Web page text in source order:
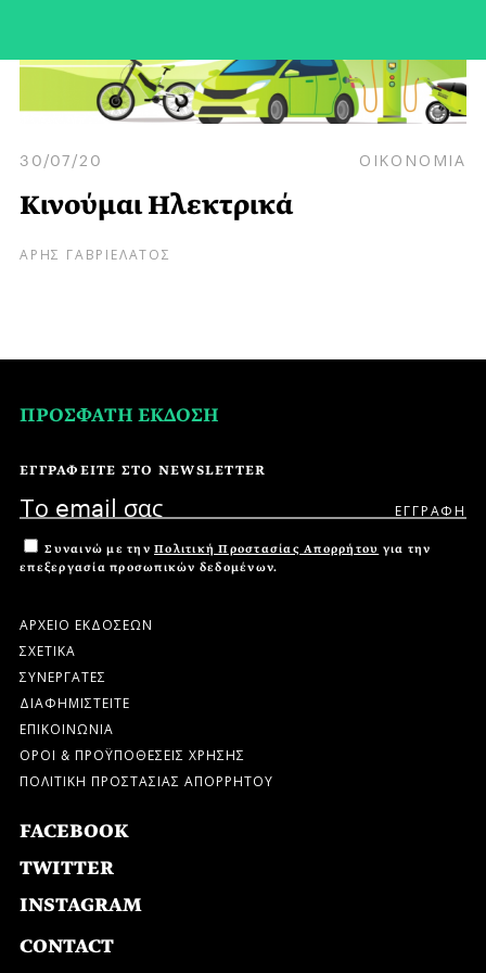
30/07/20 ΟΙΚΟΝΟΜΙΑ
Κινούμαι Ηλεκτρικά
ΑΡΗΣ ΓΑΒΡΙΕΛΑΤΟΣ
ΠΡΟΣΦΑΤΗ ΕΚΔΟΣΗ
ΕΓΓΡΑΦΕΙΤΕ ΣΤΟ NEWSLETTER
Συναινώ με την Πολιτική Προστασίας Απορρήτου για την
επεξεργασία προσωπικών δεδομένων.
ΑΡΧΕΙΟ ΕΚΔΟΣΕΩΝ
ΣΧΕΤΙΚΑ
ΣΥΝΕΡΓΑΤΕΣ
ΔΙΑΦΗΜΙΣΤΕΙΤΕ
ΕΠΙΚΟΙΝΩΝΙΑ
ΟΡΟΙ & ΠΡΟΫΠΟΘΕΣΕΙΣ ΧΡΗΣΗΣ
ΠΟΛΙΤΙΚΗ ΠΡΟΣΤΑΣΙΑΣ ΑΠΟΡΡΗΤΟΥ
FACEBOOK
TWITTER
INSTAGRAM
CONTACT